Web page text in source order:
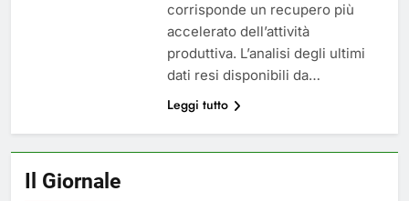
corrisponde un recupero più
accelerato dell’attività
produttiva. L’analisi degli ultimi
dati resi disponibili da…
Leggi tutto
Il Giornale